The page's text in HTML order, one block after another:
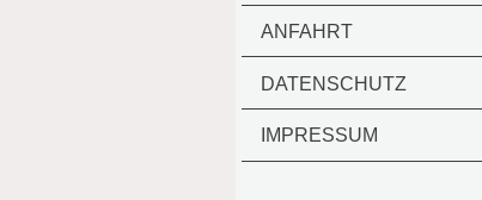
ANFAHRT
DATENSCHUTZ
IMPRESSUM